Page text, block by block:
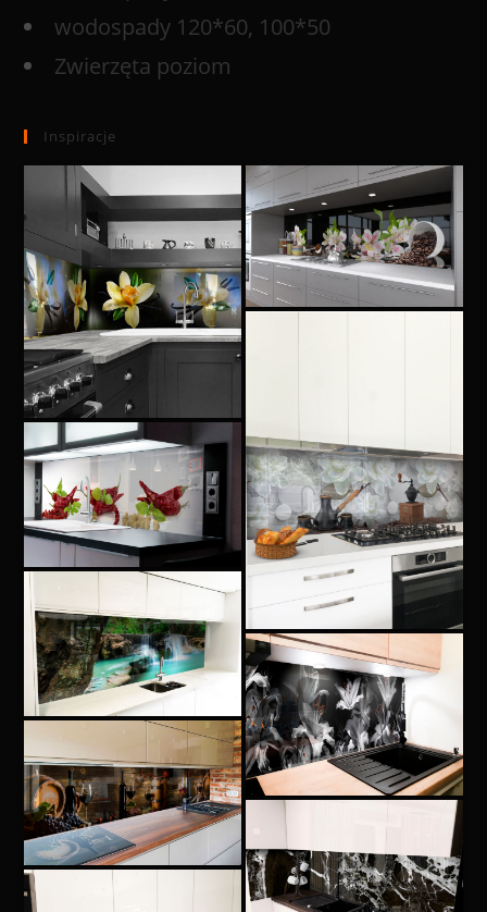
wodospady 120*60, 100*50
Zwierzęta poziom
Inspiracje